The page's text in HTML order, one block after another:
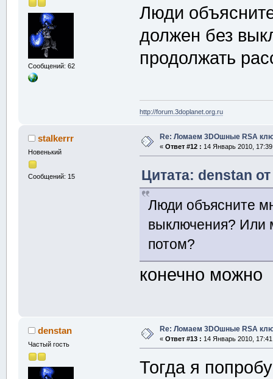
Сообщений: 62
Люди
должен без
продолжать
http://forum.3doplanet.org.ru
stalkerrr
Новенький
Сообщений: 15
Re: Ломаем 3DOшные RSA
« Ответ #12 : 14 Январь 2010,
Цитата: denstan
Люди объясните
выключения? Или
потом?
конечно можно
denstan
Частый гость
Re: Ломаем 3DOшные RSA
« Ответ #13 : 14 Январь 2010,
Тогда я